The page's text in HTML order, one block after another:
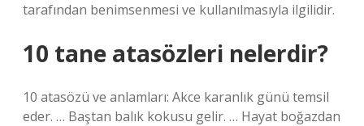
tarafından benimsenmesi ve kullanılmasıyla ilgilidir.
10 tane atasözleri nelerdir?
10 atasözü ve anlamları: Akce karanlık günü temsil
eder. … Baştan balık kokusu gelir. … Hayat boğazdan